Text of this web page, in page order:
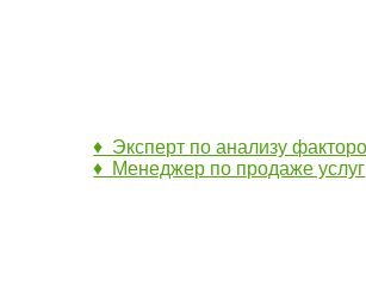
♦ Эксперт по анализу
♦ Менеджер по продаже услуг